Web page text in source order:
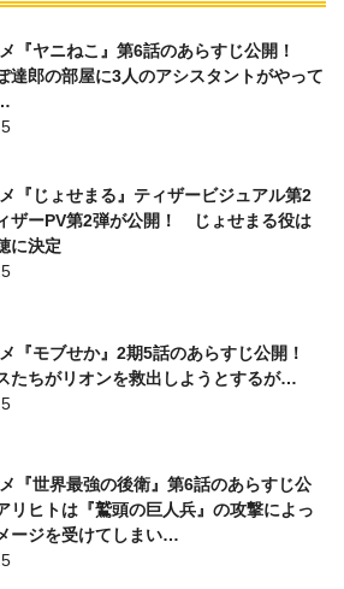
『ヤニねこ』第6話のあらすじ公開！
達郎の部屋に3人のアシスタントがやって
『じょせまる』ティザービジュアル第2
ザーPV第2弾が公開！ じょせまる役は
に決定
『モブせか』2期5話のあらすじ公開！
たちがリオンを救出しようとするが…
『世界最強の後衛』第6話のあらすじ公
ヒトは『鷲頭の巨人兵』の攻撃によっ
ージを受けてしまい…